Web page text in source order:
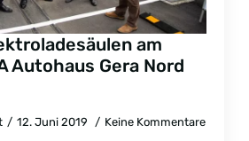
am
Autohaus Gera Nord
12. Juni 2019 Keine Kommentare